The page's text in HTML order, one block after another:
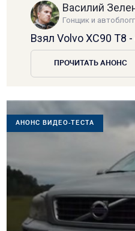
Василий
Гонщик и
Взял Volvo XC90 T8
ПРОЧИТАТЬ АНОНС
АНОНС ВИДЕО-ТЕСТА